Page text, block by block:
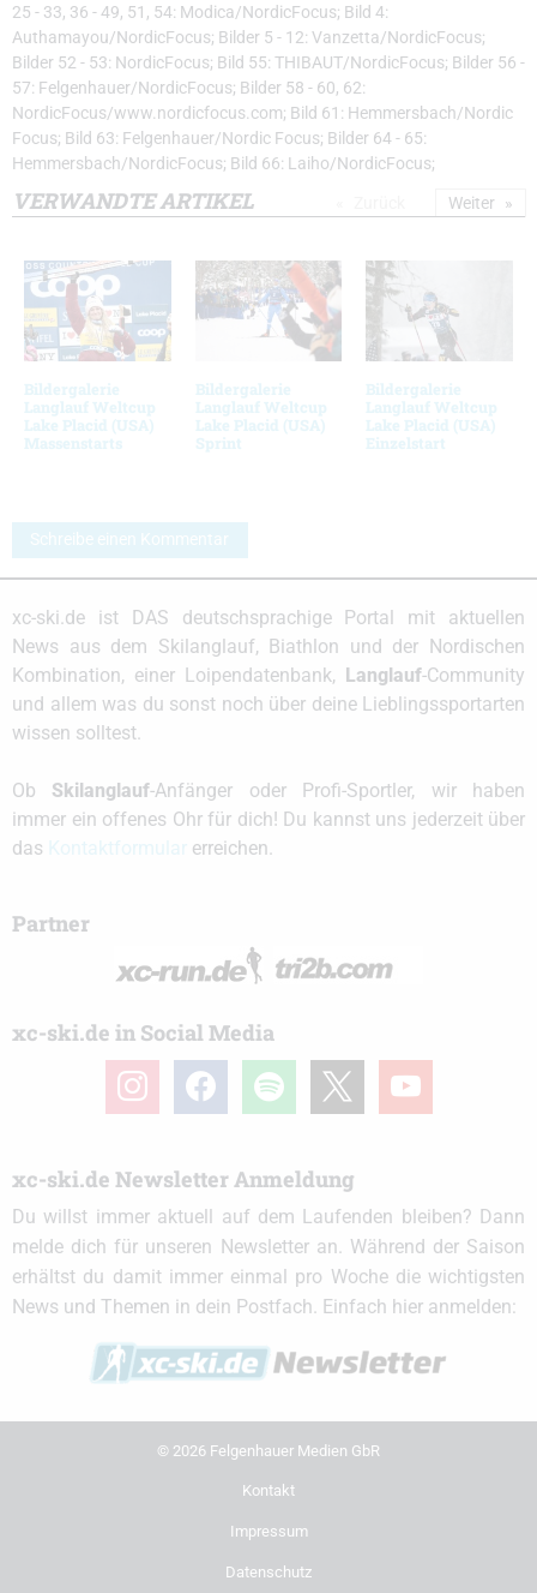
25 - 33, 36 - 49, 51, 54: Modica/NordicFocus; Bild 4:
Authamayou/NordicFocus; Bilder 5 - 12: Vanzetta/NordicFocus;
Bilder 52 - 53: NordicFocus; Bild 55: THIBAUT/NordicFocus; Bilder 56 -
57: Felgenhauer/NordicFocus; Bilder 58 - 60, 62:
NordicFocus/www.nordicfocus.com; Bild 61: Hemmersbach/Nordic
Focus; Bild 63: Felgenhauer/Nordic Focus; Bilder 64 - 65:
Hemmersbach/NordicFocus; Bild 66: Laiho/NordicFocus;
VERWANDTE ARTIKEL
Bildergalerie
Langlauf Weltcup
Lake Placid (USA)
Massenstarts
Bildergalerie
Langlauf Weltcup
Lake Placid (USA)
Sprint
Bildergalerie
Langlauf Weltcup
Lake Placid (USA)
Einzelstart
Weiter
Schreibe einen Kommentar
xc-ski.de ist DAS deutschsprachige Portal mit aktuellen
News aus dem Skilanglauf, Biathlon und der Nordischen
Kombination, einer Loipendatenbank,
Langlauf-Community
und allem was du sonst noch über deine Lieblingssportarten
wissen solltest.
Ob Skilanglauf-Anfänger oder Profi-Sportler, wir haben
immer ein offenes Ohr für dich! Du kannst uns jederzeit über
das
erreichen.
Partner
xc-ski.de in Social Media
instagramfacebook spotify youtube
xc-ski.de Newsletter Anmeldung
Du willst immer aktuell auf dem Laufenden bleiben? Dann
melde dich für unseren Newsletter an. Während der Saison
erhältst du damit immer einmal pro Woche die wichtigsten
News und Themen in dein Postfach. Einfach hier anmelden:
© 2026 Felgenhauer Medien GbR
Kontakt
Impressum
Datenschutz